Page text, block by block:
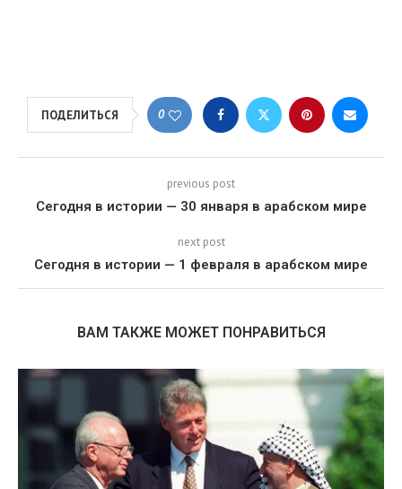
ПОДЕЛИТЬСЯ 0
previous post
Сегодня в истории — 30 января в арабском мире
next post
Сегодня в истории — 1 февраля в арабском мире
ВАМ ТАКЖЕ МОЖЕТ ПОНРАВИТЬСЯ